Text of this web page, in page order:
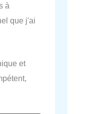
à
que j'ai
et